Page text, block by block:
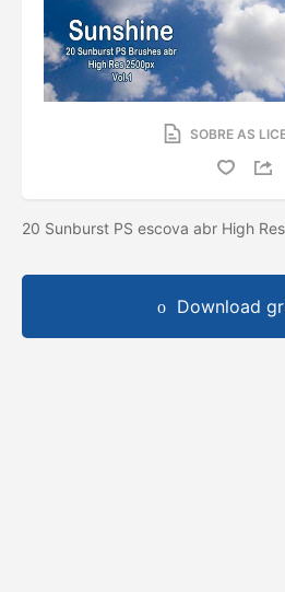
SOBRE AS
20 Sunburst PS escova abr High
Download